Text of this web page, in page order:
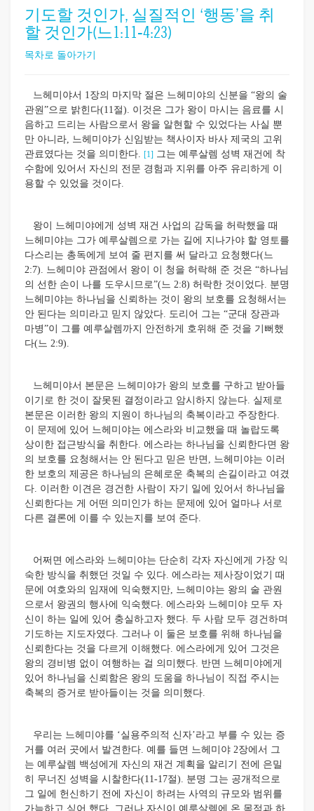
기도할 것인가, 실질적인 ‘행동’을 취
할 것인가(느1:11-4:23)
목차로 돌아가기
느헤미야서 1장의 마지막 절은 느헤미야의 신분을 “왕의 술
관원”으로 밝힌다(11절). 이것은 그가 왕이 마시는 음료를 시
음하고 드리는 사람으로서 왕을 알현할 수 있었다는 사실 뿐
만 아니라, 느헤미야가 신임받는 책사이자 바사 제국의 고위
관료였다는 것을 의미한다. [1] 그는 예루살렘 성벽 재건에 착
수함에 있어서 자신의 전문 경험과 지위를 아주 유리하게 이
용할 수 있었을 것이다.
왕이 느헤미야에게 성벽 재건 사업의 감독을 허락했을 때
느헤미야는 그가 예루살렘으로 가는 길에 지나가야 할 영토를
다스리는 총독에게 보여 줄 편지를 써 달라고 요청했다(느
2:7). 느헤미야 관점에서 왕이 이 청을 허락해 준 것은 “하나님
의 선한 손이 나를 도우시므로”(느 2:8) 허락한 것이었다. 분명
느헤미야는 하나님을 신뢰하는 것이 왕의 보호를 요청해서는
안 된다는 의미라고 믿지 않았다. 도리어 그는 “군대 장관과
마병”이 그를 예루살렘까지 안전하게 호위해 준 것을 기뻐했
다(느 2:9).
느헤미야서 본문은 느헤미야가 왕의 보호를 구하고 받아들
이기로 한 것이 잘못된 결정이라고 암시하지 않는다. 실제로
본문은 이러한 왕의 지원이 하나님의 축복이라고 주장한다.
이 문제에 있어 느헤미야는 에스라와 비교했을 때 놀랍도록
상이한 접근방식을 취한다. 에스라는 하나님을 신뢰한다면 왕
의 보호를 요청해서는 안 된다고 믿은 반면, 느헤미야는 이러
한 보호의 제공은 하나님의 은혜로운 축복의 손길이라고 여겼
다. 이러한 이견은 경건한 사람이 자기 일에 있어서 하나님을
신뢰한다는 게 어떤 의미인가 하는 문제에 있어 얼마나 서로
다른 결론에 이를 수 있는지를 보여 준다.
어쩌면 에스라와 느헤미야는 단순히 각자 자신에게 가장 익
숙한 방식을 취했던 것일 수 있다. 에스라는 제사장이었기 때
문에 여호와의 임재에 익숙했지만, 느헤미야는 왕의 술 관원
으로서 왕권의 행사에 익숙했다. 에스라와 느헤미야 모두 자
신이 하는 일에 있어 충실하고자 했다. 두 사람 모두 경건하며
기도하는 지도자였다. 그러나 이 둘은 보호를 위해 하나님을
신뢰한다는 것을 다르게 이해했다. 에스라에게 있어 그것은
왕의 경비병 없이 여행하는 걸 의미했다. 반면 느헤미야에게
있어 하나님을 신뢰함은 왕의 도움을 하나님이 직접 주시는
축복의 증거로 받아들이는 것을 의미했다.
우리는 느헤미야를 ‘실용주의적 신자’라고 부를 수 있는 증
거를 여러 곳에서 발견한다. 예를 들면 느헤미야 2장에서 그
는 예루살렘 백성에게 자신의 재건 계획을 알리기 전에 은밀
히 무너진 성벽을 시찰한다(11-17절). 분명 그는 공개적으로
그 일에 헌신하기 전에 자신이 하려는 사역의 규모와 범위를
가늠하고 싶어 했다. 그러나 자신이 예루살렘에 온 목적과 하